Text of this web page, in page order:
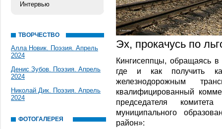
Интервью
ТВОРЧЕСТВО
Алла Новик. Поэзия. Апрель
2024
Денис Зубов. Поэзия. Апрель
2024
Николай Дик. Поэзия. Апрель
2024
ФОТОГАЛЕРЕЯ
Эх, прокачусь по
Кингисеппцы, обращаясь
где и как получить
железнодорожным
квалифицированный
председателя
муниципального
район»: